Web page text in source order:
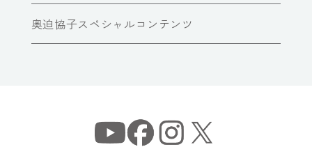
奥迫協子スペシャルコンテンツ